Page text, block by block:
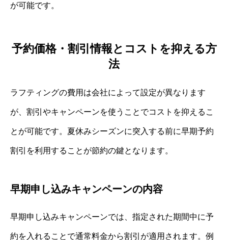
が可能です。
予約価格・割引情報とコストを抑える方
法
ラフティングの費用は会社によって設定が異なります
が、割引やキャンペーンを使うことでコストを抑えるこ
とが可能です。夏休みシーズンに突入する前に早期予約
割引を利用することが節約の鍵となります。
早期申し込みキャンペーンの内容
早期申し込みキャンペーンでは、指定された期間中に予
約を入れることで通常料金から割引が適用されます。例